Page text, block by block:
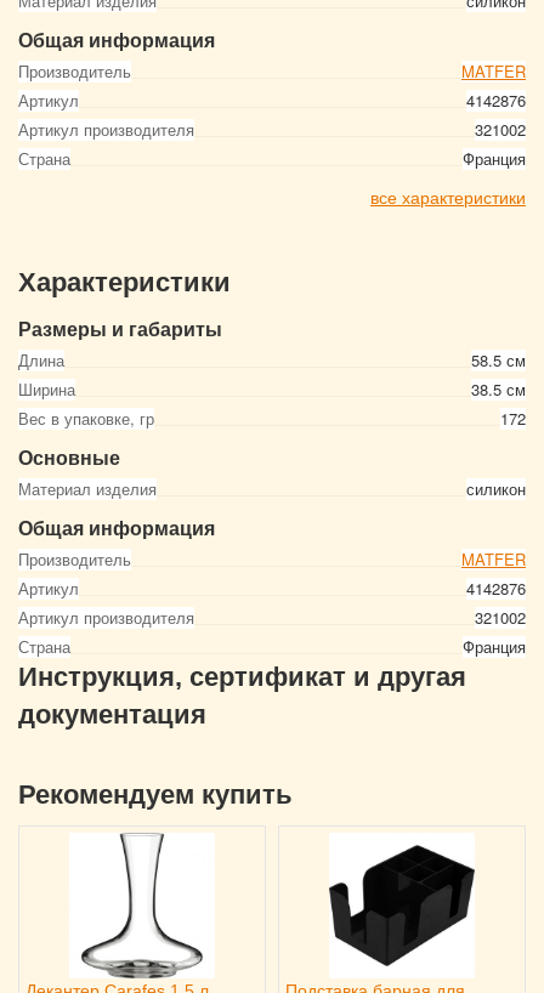
Общая информация
Производитель
MATFER
Артикул
4142876
Артикул производителя
321002
Страна
Франция
все характеристики
Характеристики
Размеры и габариты
Длина
58.5 см
Ширина
38.5 см
Вес в упаковке, гр
172
Основные
Материал изделия силикон
Общая информация
Производитель
MATFER
Артикул
4142876
Артикул производителя
321002
Страна
Франция
Инструкция, сертификат и другая
документация
Рекомендуем купить